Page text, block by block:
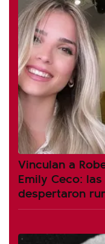
Vinculan a
Emily Ceco:
despertaron